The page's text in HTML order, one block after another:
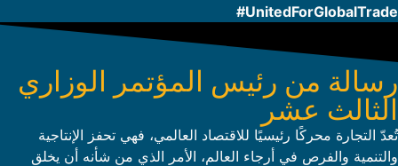
UnitedForGlobalTrade#
رسالة من رئيس المؤتمر الوزاري
الثالث عشر
تُعدّ التجارة محركًا رئيسيًا للاقتصاد العالمي، فهي تحفز الإنتاجية
والتنمية والفرص في أرجاء العالم، الأمر الذي من شأنه أن يخلق